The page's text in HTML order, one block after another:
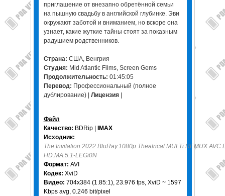
приглашение от внезапно обретённой семьи
на пышную свадьбу в английской глубинке. Эви
окружают заботой и вниманием, но вскоре она
узнает, какие жуткие тайны стоят за показным
радушием родственников.
Страна: США, Венгрия
Студия: Mid Atlantic Films, Screen Gems
Продолжительность: 01:45:05
Перевод: Профессиональный (полное
дублирование) | Лицензия|
Файл
Качество: BDRip | IMAX
Исходник:
HD.MA.5.1-LEGi0N
Формат: AVI
Кодек: XviD
Видео: 704x384 (1.85:1), 23.976 fps, XviD ~ 1597
Kbps avg, 0.246 bit/pixel